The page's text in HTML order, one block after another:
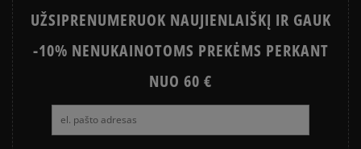
UŽSIPRENUMERUOK NAUJIENLAIŠKĮ IR GAUK
-10% NENUKAINOTOMS PREKĖMS PERKANT
NUO 60 €